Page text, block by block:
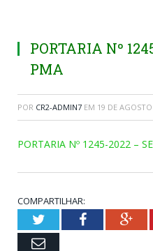
PORTARIA Nº
PMA
POR CR2-ADMIN7 EM 19 DE
PORTARIA Nº 1245-2022 –
COMPARTILHAR:
TwitterFacebook
Email